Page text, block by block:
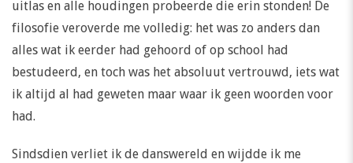
uitlas en alle houdingen probeerde die erin stonden! De
filosofie veroverde me volledig: het was zo anders dan
alles wat ik eerder had gehoord of op school had
bestudeerd, en toch was het absoluut vertrouwd, iets wat
ik altijd al had geweten maar waar ik geen woorden voor
had.
Sindsdien verliet ik de danswereld en wijdde ik me